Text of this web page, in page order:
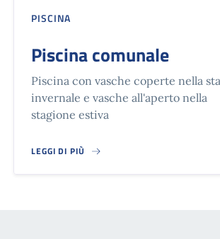
PISCINA
Piscina comunale
Piscina con vasche coperte nella
invernale e vasche all'aperto nella
stagione estiva
LEGGI DI PIÙ
PISCINA COMUNALE